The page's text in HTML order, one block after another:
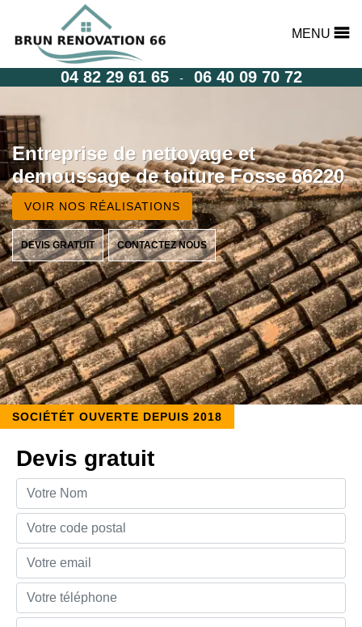
MENU
04 82 29 61 65 - 06 40 09 70 72
Entreprise de nettoyage et
demoussage de toiture Fosse 66220
VOIR NOS RÉALISATIONS
DEVIS GRATUIT CONTACTEZ NOUS
SOCIÉTÉT OUVERTE DEPUIS 2018
Devis gratuit